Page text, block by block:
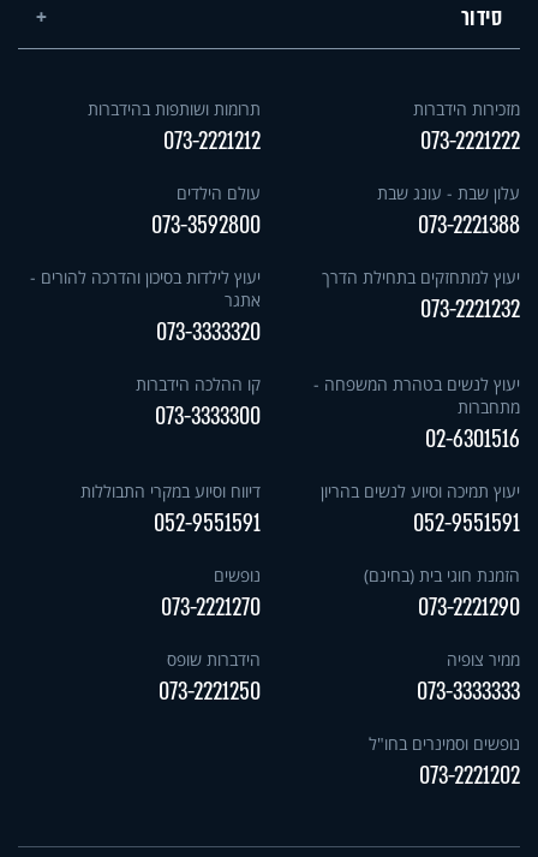
סידור
מזכירות הידברות
073-2221222
תרומות ושותפות בהידברות
073-2221212
עלון שבת - עונג שבת
073-2221388
עולם הילדים
073-3592800
יעוץ למתחזקים בתחילת הדרך
073-2221232
יעוץ לילדות בסיכון והדרכה להורים -
אתגר
073-3333320
יעוץ לנשים בטהרת המשפחה -
מתחברות
02-6301516
קו ההלכה הידברות
073-3333300
יעוץ תמיכה וסיוע לנשים בהריון
052-9551591
דיווח וסיוע במקרי התבוללות
052-9551591
הזמנת חוגי בית (בחינם)
073-2221290
נופשים
073-2221270
ממיר צופיה
073-3333333
הידברות שופס
073-2221250
נופשים וסמינרים בחו"ל
073-2221202